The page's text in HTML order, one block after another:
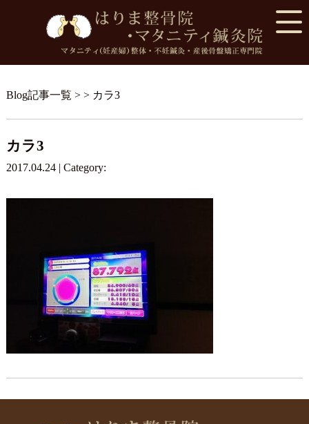
Blog記事一覧 > > カラ3
カラ3
2017.04.24 | Category: